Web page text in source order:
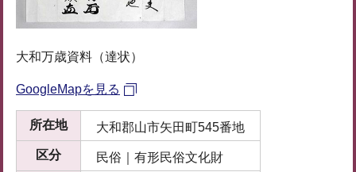
大和万歳資料（達状）
GoogleMapを見る
所在地 大和郡山市矢田町545番地
区分 民俗｜有形民俗文化財